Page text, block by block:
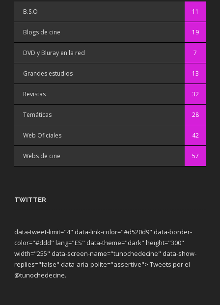
B.S.O 11
Blogs de cine 19
DVD y Bluray en la red 7
Grandes estudios 13
Revistas 32
Temáticas 28
Web Oficiales 42
Webs de cine 57
TWITTER
data-tweet-limit="4" data-link-color="#d520d9" data-border-
color="#ddd" lang="ES" data-theme="dark" height="300"
width="255" data-screen-name="tunochedecine" data-show-
replies="false" data-aria-polite="assertive"> Tweets por el
@tunochedecine.